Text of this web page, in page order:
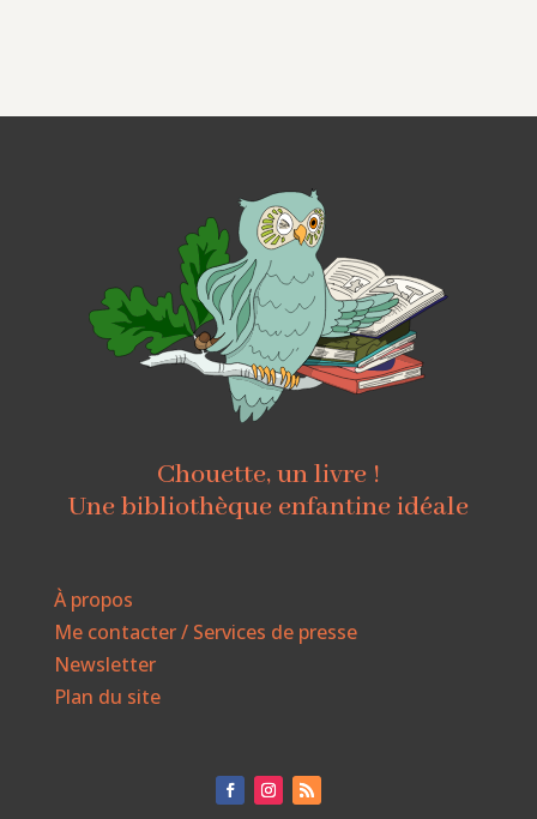
Chouette, un livre !
Une bibliothèque enfantine idéale
À propos
Me contacter / Services de presse
Newsletter
Plan du site